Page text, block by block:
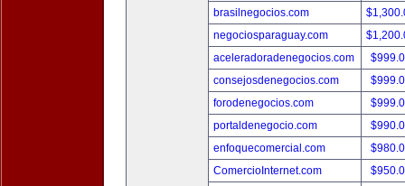
brasilnegocios.com
negociosparaguay.com
aceleradoradenegocios.com
consejosdenegocios.com
forodenegocios.com
portaldenegocio.com
enfoquecomercial.com
ComercioInternet.com